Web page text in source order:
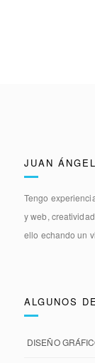
JUAN
Tengo
y web,
ello echando un
ALGUNOS
DISEÑO